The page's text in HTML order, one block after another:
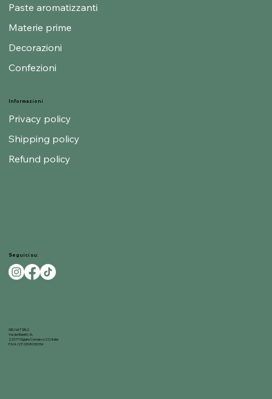
Informazioni
Privacy policy
Shipping policy
Refund policy
Paste aromatizzanti
Materie prime
Decorazioni
Confezioni
Seguici su:
GELNAT SRLS
Via dei Baietti, 16,
22077 Olgiate Comasco CO, Italia
P.IVA / CF 03980310134